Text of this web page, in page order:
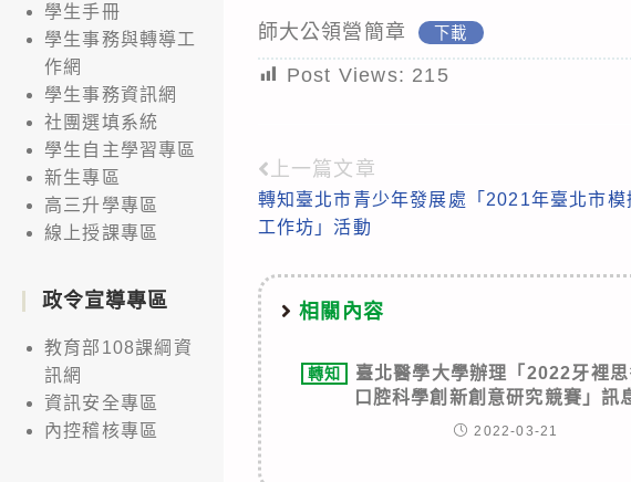
師大公領營簡章 下載
Post Views: 215
Read
more
上一篇文章
轉知臺北市青少年發展處「2021年臺北市模
工作坊」活動
相關內容
轉知
臺北醫學大學辦理「2022牙裡
口腔科學創新創意研究競賽」訊
2022-03-21
學生手冊
學生事務與轉導工
作網
學生事務資訊網
社團選填系統
學生自主學習專區
新生專區
高三升學專區
線上授課專區
政令宣導專區
教育部108課綱資
訊網
資訊安全專區
內控稽核專區